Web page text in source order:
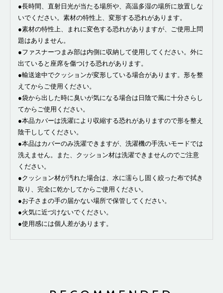
●長時間、直射日光が当たる場所や、高温多湿の場所に放置しな
いでください。素材の特性上、変形する恐れがあります。
●素材の特性上、まれに変色する恐れがありますが、ご使用上問
題はありません。
●ファスナーつまみ部は内側に収納して使用してください。外に
出ていると座席を傷つける恐れがあります。
●輸送途中でクッションが変形している場合があります。形を整
えてからご使用ください。
●袋から出した時に臭いが気になる場合は日陰で風に十分さらし
てからご使用ください。
●本品カバーは洗濯により収縮する恐れがありますので形を整え
陰干ししてください。
●本品はカバーのみ洗濯できますが、洗濯機の手洗いモードでは
洗えません。また、クッション材は洗濯できませんのでご注意
ください。
●クッション材が汚れた場合は、水に濡らし固く絞った布で拭き
取り、完全に乾かしてからご使用ください。
●お子さまの手の届かない場所で保管してください。
●火気に近づけないでください。
●使用感には個人差があります。